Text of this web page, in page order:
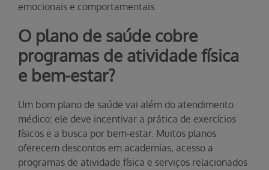
emocionais e comportamentais.
O plano de saúde cobre
programas de atividade física
e bem-estar?
Um bom plano de saúde vai além do atendimento
médico: ele deve incentivar a prática de exercícios
físicos e a busca por bem-estar. Muitos planos
oferecem descontos em academias, acesso a
programas de atividade física e serviços relacionados